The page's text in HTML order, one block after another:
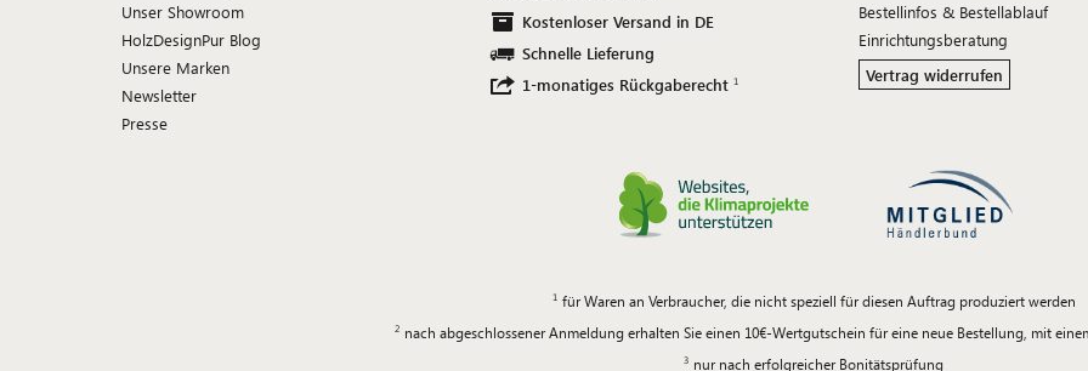
Unser Showroom
HolzDesignPur Blog
Unsere Marken
Newsletter
Presse
Kostenloser Versand in DE
Schnelle Lieferung
1-monatiges Rückgaberecht
Bestellinfos & Bestellablauf
Einrichtungsberatung
Vertrag widerrufen
für Waren an Verbraucher, die nicht speziell für diesen Auftrag produziert werden
nach abgeschlossener Anmeldung erhalten Sie einen 10€-Wertgutschein für eine neue Bestellung, mit
nur nach erfolgreicher Bonitätsprüfung